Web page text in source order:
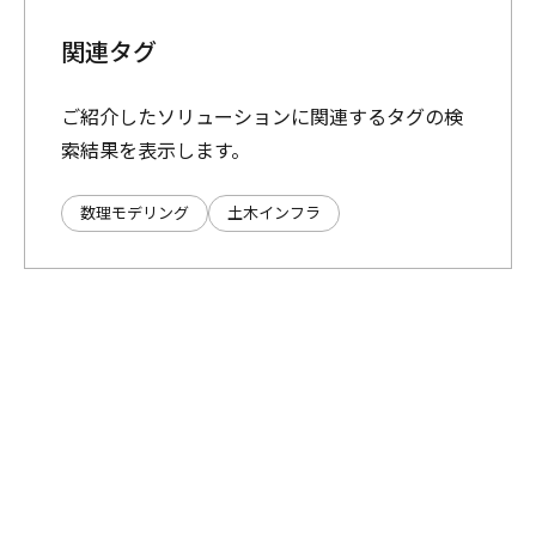
関連タグ
ご紹介したソリューションに関連するタグの検
索結果を表示します。
数理モデリング 土木インフラ